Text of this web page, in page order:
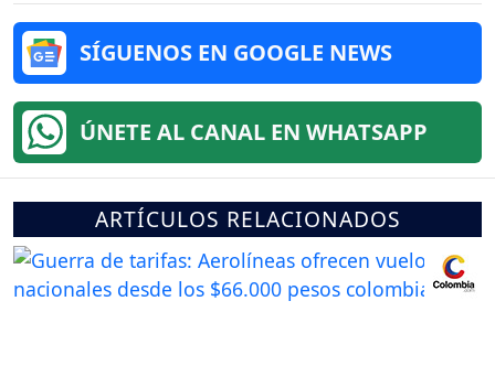
SÍGUENOS EN GOOGLE NEWS
ÚNETE AL CANAL EN WHATSAPP
ARTÍCULOS RELACIONADOS